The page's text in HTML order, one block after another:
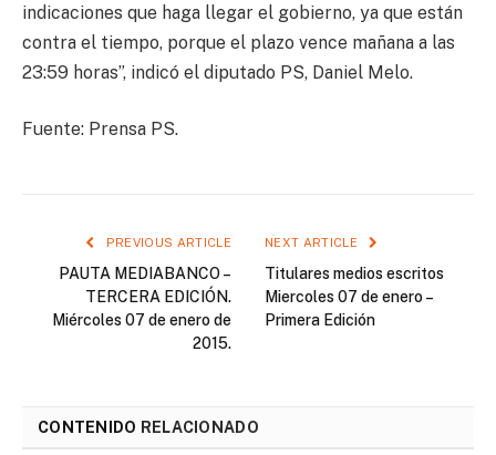
indicaciones que haga llegar el gobierno, ya que están
contra el tiempo, porque el plazo vence mañana a las
23:59 horas”, indicó el diputado PS, Daniel Melo.
Fuente: Prensa PS.
PREVIOUS ARTICLE
PAUTA MEDIABANCO –
TERCERA EDICIÓN.
Miércoles 07 de enero de
2015.
NEXT ARTICLE
Titulares medios escritos
Miercoles 07 de enero –
Primera Edición
CONTENIDO RELACIONADO